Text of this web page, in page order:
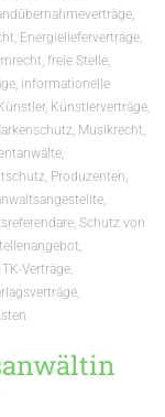
Energielieferverträge
,freie Stelle
informationelle
, Künstlerverträge
Musikrecht
Produzenten
,Schutz von
,TK-Verträge